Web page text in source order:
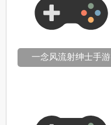
一念风流射绅士手游